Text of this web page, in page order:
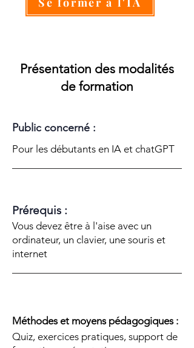
Présentation des modalités
de formation
Public concerné :
Pour les débutants en IA et chatGPT
Prérequis :
Vous devez être à l'aise avec un
ordinateur, un clavier, une souris et
internet
Méthodes et moyens pédagogiques :
Quiz, exercices pratiques, support de